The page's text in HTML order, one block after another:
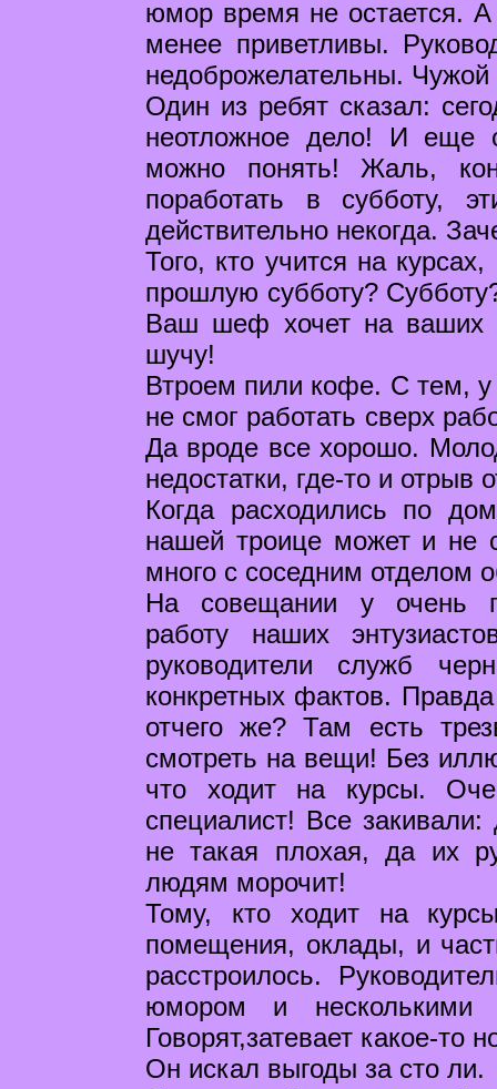
юмор время не остается. А
менее приветливы.
недоброжелательны. Чужой
Один из ребят сказал:
неотложное дело! И еще
можно понять! Жаль,
поработать в субботу,
действительно некогда.
Того, кто учится на
прошлую субботу?
Ваш шеф хочет на ваших
шучу!
Втроем пили кофе. С тем, у
не смог работать сверх
Да вроде все хорошо.
недостатки, где-то и
Когда расходились по
нашей троице может и не
много с соседним отделом
На совещании у очень
работу наших
руководители служб
конкретных фактов.
отчего же? Там есть
смотреть на вещи! Без
что ходит на курсы.
специалист! Все
не такая плохая, да их
людям морочит!
Тому, кто ходит на
помещения, оклады, и
расстроилось.
юмором и
Говорят,затевает какое-то
Он искал выгоды за сто ли.